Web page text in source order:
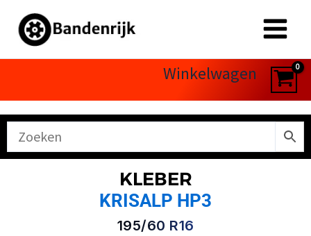
naar
Winkelwagen
KLEBER
KRISALP HP3
195/60 R16